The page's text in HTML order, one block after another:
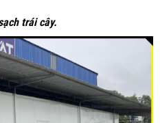
trái cây.